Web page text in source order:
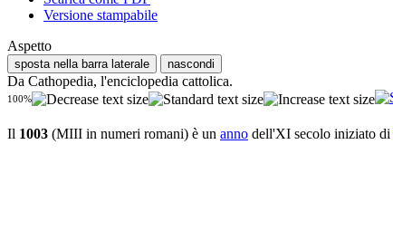
Versione stampabile
Aspetto
sposta nella barra laterale nascondi
Da Cathopedia, l'enciclopedia cattolica.
100%
Il 1003 (MIII in numeri romani) è un anno dell'XI secolo iniziato di